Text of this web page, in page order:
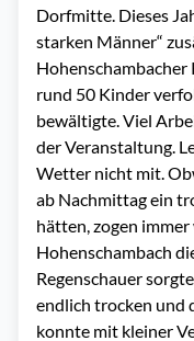
Dorfmitte. Dieses
starken Männer“
rund 50 Kinder
bewältigte. Viel
der Veranstaltung.
Wetter nicht mit.
ab Nachmittag ein
hätten, zogen
Hohenschambach
Regenschauer
endlich trocken und
konnte mit kleiner